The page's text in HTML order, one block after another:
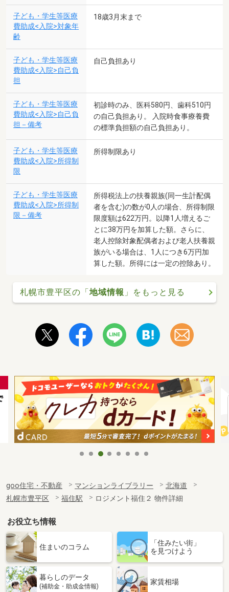
子ども・学生等医療
費助成<入院>対象年
齢
18歳3月末まで
子ども・学生等医療
費助成<入院>自己負
担
自己負担あり
子ども・学生等医療
費助成<入院>自己負
担－備考
初診時のみ、医科580円、歯科510円
の自己負担あり。 入院時食事療養費
の標準負担額の自己負担あり。
子ども・学生等医療
費助成<入院>所得制
限
所得制限あり
子ども・学生等医療
費助成<入院>所得制
限－備考
所得税法上の扶養親族(同一生計配偶
者を含む)の数が0人の場合、所得制限
限度額は622万円。以降1人増えるご
とに38万円を加算した額。さらに、
老人控除対象配偶者および老人扶養親
族がいる場合は、1人につき6万円加
算した額。所得には一定の控除あり。
札幌市豊平区の「地域情報 」をもっと見る
goo住宅・不動産 マンションライブラリー
北海道
札幌市豊平区
福住駅 ロジメント福住２ 物件詳細
お役立ち情報
住まいのコラム
「住みたい街」
を見つけよう
暮らしのデータ
(補助金・助成金情報)
家賃相場